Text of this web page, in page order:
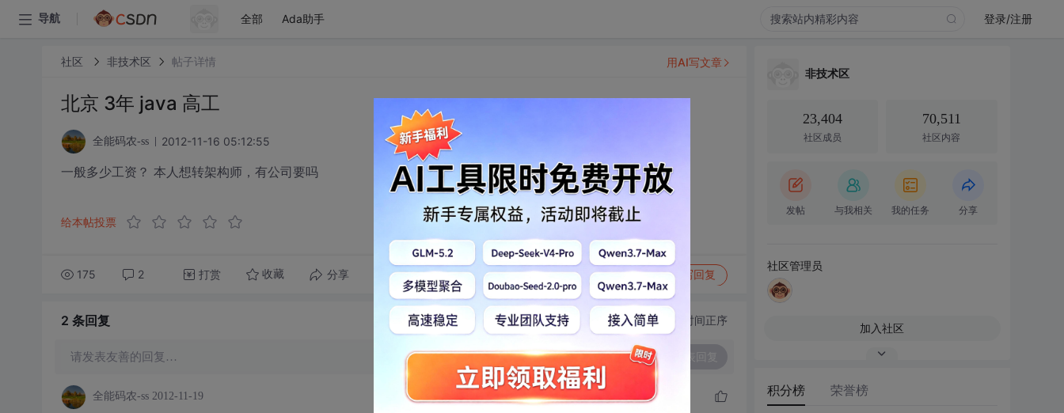
导航 全部 Ada助手 登录/注册
社区 非技术区 帖子详情
北京 3年 java 高工
全能码农-ss 2012-11-16 05:12:55
一般多少工资？ 本人想转架构师，有公司要吗
给本帖投票
175 2 打赏 收藏 分享 转发到动态 举报 写回复
用AI写文章
2 条回复 切换为时间正序
请发表友善的回复…
全能码农-ss 2012-11-19
非技术区
23,404
社区成员
70,511
社区内容
发帖 与我相关 我的任务 分享
社区管理员
加入社区
积分榜 荣誉榜